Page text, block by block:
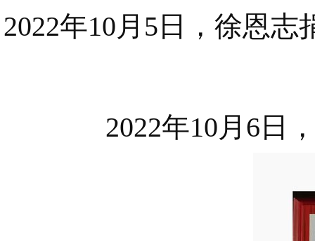
2022年10月5日，徐恩
2022年10月6日